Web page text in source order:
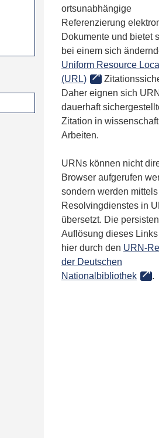
ortsunabhängige
Referenzierung
Dokumente und bietet
bei einem sich
Uniform Resource
(URL)
Daher eignen sich
dauerhaft
Zitation in
Arbeiten.
URNs können nicht
Browser aufgerufen
sondern werden
Resolvingdienstes in
übersetzt. Die
Auflösung dieses
hier durch den URN-
der Deutschen
Nationalbibliothek
.